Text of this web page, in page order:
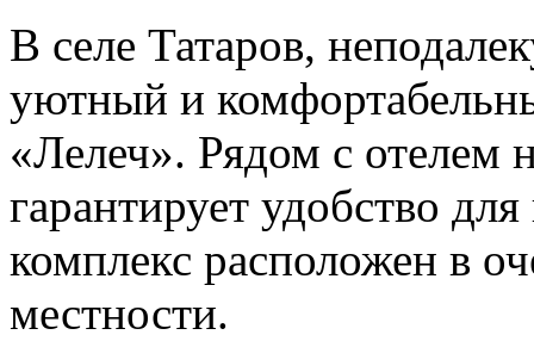
В селе Татаров,
уютный и
«Лелеч». Рядом с отелем
гарантирует удобство
комплекс расположен в
местности.